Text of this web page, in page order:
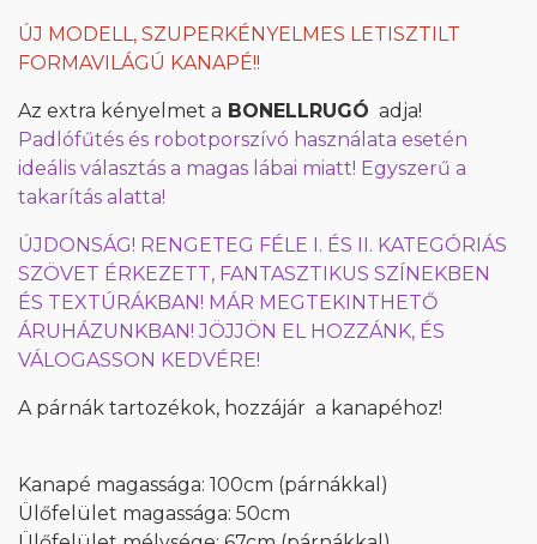
ÚJ MODELL, SZUPERKÉNYELMES LETISZTILT
FORMAVILÁGÚ KANAPÉ!!
Az extra kényelmet a BONELLRUGÓ adja!
Padlófűtés és robotporszívó használata esetén
ideális választás a magas lábai miatt! Egyszerű a
takarítás alatta!
ÚJDONSÁG! RENGETEG FÉLE I. ÉS II. KATEGÓRIÁS
SZÖVET ÉRKEZETT, FANTASZTIKUS SZÍNEKBEN
ÉS TEXTÚRÁKBAN! MÁR MEGTEKINTHETŐ
ÁRUHÁZUNKBAN! JÖJJÖN EL HOZZÁNK, ÉS
VÁLOGASSON KEDVÉRE!
A párnák tartozékok, hozzájár a kanapéhoz!
Kanapé magassága: 100cm (párnákkal)
Ülőfelület magassága: 50cm